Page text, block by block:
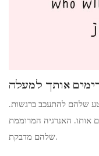
אותך למעלה
שלהם להתעכב ברגשות.
אותו. האנרגיה המרוממת
שלהם מדבקת.